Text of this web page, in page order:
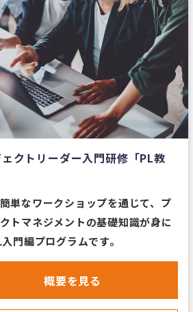
クトリーダー入門研修「PL教
単なワークショップを通じて、プ
トマネジメントの基礎知識が身に
門編プログラムです。
​概要を見る